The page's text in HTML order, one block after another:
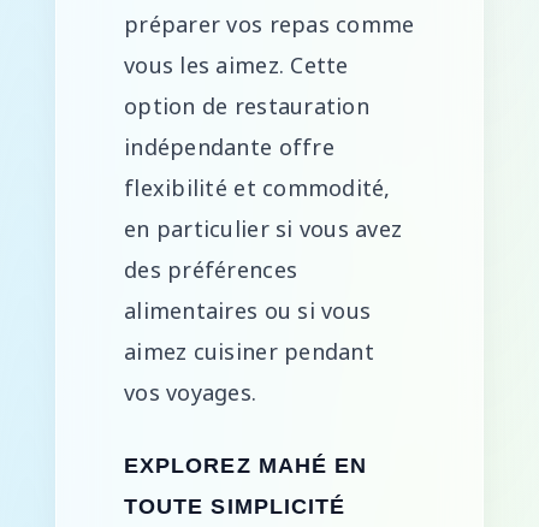
préparer vos repas comme
vous les aimez. Cette
option de restauration
indépendante offre
flexibilité et commodité,
en particulier si vous avez
des préférences
alimentaires ou si vous
aimez cuisiner pendant
vos voyages.
EXPLOREZ MAHÉ EN
TOUTE SIMPLICITÉ